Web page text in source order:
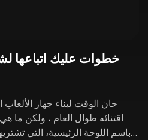
حان الوقت لبناء جهاز
اقتنائه طوال العام ، ولكن ما